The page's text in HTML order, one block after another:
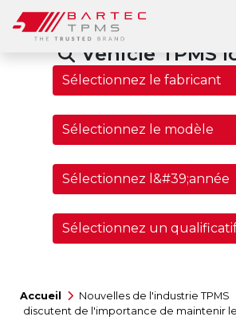
Vehicle TPMS
Accueil Nouvelles de l'industrie TPMS
discutent de l'importance de maintenir